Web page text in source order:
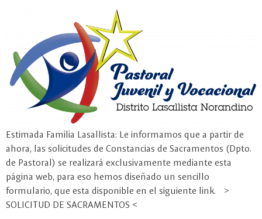
Estimada Familia Lasallista: Le informamos que a partir de
ahora, las solicitudes de Constancias de Sacramentos (Dpto.
de Pastoral) se realizará exclusivamente mediante esta
página web, para eso hemos diseñado un sencillo
formulario, que esta disponible en el siguiente link. >
SOLICITUD DE SACRAMENTOS <